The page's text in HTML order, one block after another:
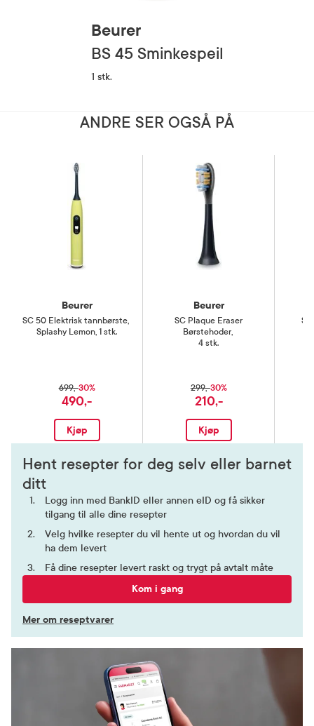
Beurer
BS 45 Sminkespeil
1 stk.
ANDRE SER OGSÅ PÅ
Beurer
SC 50 Elektrisk tannbørste,
Splashy Lemon, 1 stk.
699,-30%
490,-
Kjøp
Beurer
SC Plaque Eraser
Børstehoder,
4 stk.
299,-30%
210,-
Kjøp
Hent resepter for deg selv eller barnet
ditt
Logg inn med BankID eller annen eID og få sikker
tilgang til alle dine resepter
Velg hvilke resepter du vil hente ut og hvordan du vil
ha dem levert
Få dine resepter levert raskt og trygt på avtalt måte
Kom i gang
Mer om reseptvarer